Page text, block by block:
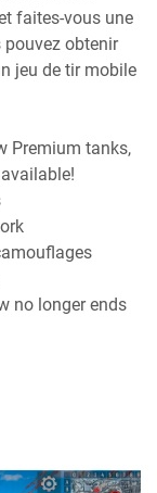
faites-vous une
obtenir
jeu de tir mobile
Premium tanks,
no longer ends